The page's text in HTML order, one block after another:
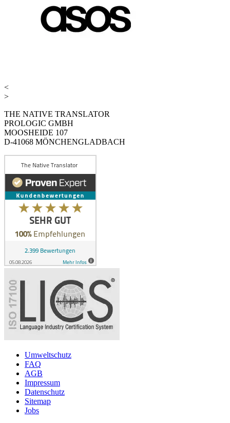
<
>
THE NATIVE TRANSLATOR
PROLOGIC GMBH
MOOSHEIDE 107
D-41068 MÖNCHENGLADBACH
Umweltschutz
FAQ
AGB
Impressum
Datenschutz
Sitemap
Jobs